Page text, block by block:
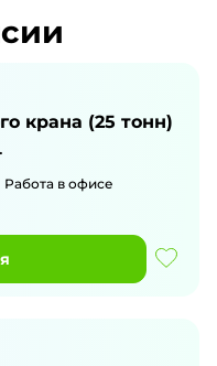
крана (25 тонн)
Работа в офисе